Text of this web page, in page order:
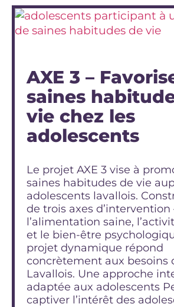
AXE 3 –
saines
vie chez les
adolescents
Le projet AXE 3 vise à
saines habitudes de vie
adolescents lavallois.
de trois axes
l’alimentation saine,
et le bien-être
projet dynamique répond
concrètement aux besoins
Lavallois. Une approche
adaptée aux adolescents
captiver l’intérêt des